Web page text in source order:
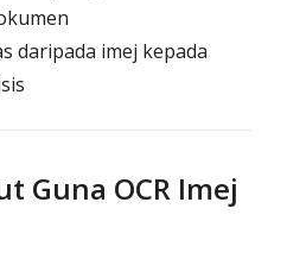
daripada imej kepada
Guna OCR Imej